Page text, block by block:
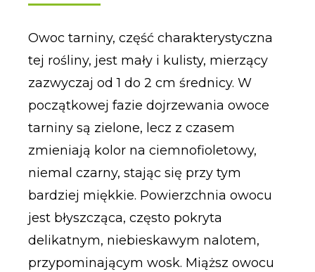
Owoc tarniny, część charakterystyczna
tej rośliny, jest mały i kulisty, mierzący
zazwyczaj od 1 do 2 cm średnicy. W
początkowej fazie dojrzewania owoce
tarniny są zielone, lecz z czasem
zmieniają kolor na ciemnofioletowy,
niemal czarny, stając się przy tym
bardziej miękkie. Powierzchnia owocu
jest błyszcząca, często pokryta
delikatnym, niebieskawym nalotem,
przypominającym wosk. Miąższ owocu